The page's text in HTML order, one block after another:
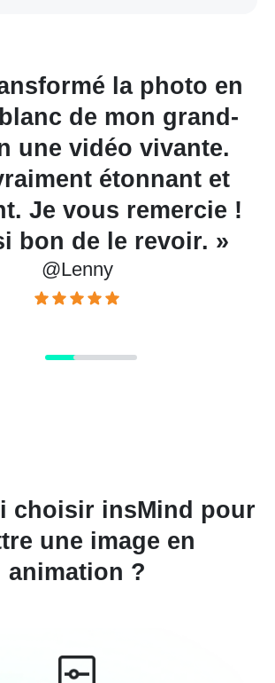
d’animation sur
génial ! J’ai ajouté
marrants à la
mon ami, et on a
beaucoup ri.
@Charlie
choisir insMind pour
une image en
animation ?